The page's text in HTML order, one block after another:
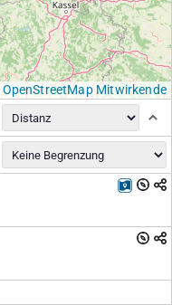
OpenStreetMap Mitwirkende